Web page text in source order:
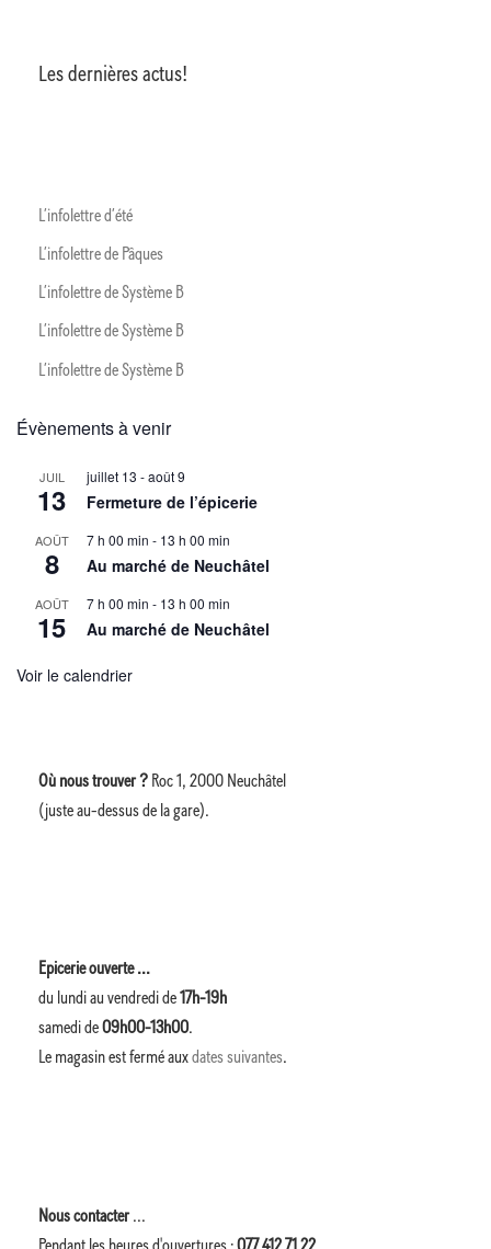
Les dernières actus!
L’infolettre d’été
L’infolettre de Pâques
L’infolettre de Système B
L’infolettre de Système B
L’infolettre de Système B
Évènements à venir
JUIL
13
juillet 13 -août 9
Fermeture de l’épicerie
AOÛT
8
7 h 00 min - 13 h 00 min
Au marché de Neuchâtel
AOÛT
15
7 h 00 min - 13 h 00 min
Au marché de Neuchâtel
Voir le calendrier
Où nous trouver ? Roc 1, 2000 Neuchâtel
(juste au-dessus de la gare).
Epicerie ouverte ...
du lundi au vendredi de17h-19h
samedi de09h00-13h00.
Le magasin est fermé auxdates suivantes.
Nous contacter...